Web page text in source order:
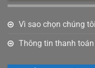
Vì sao chọn chúng tôi
Thông tin thanh toán